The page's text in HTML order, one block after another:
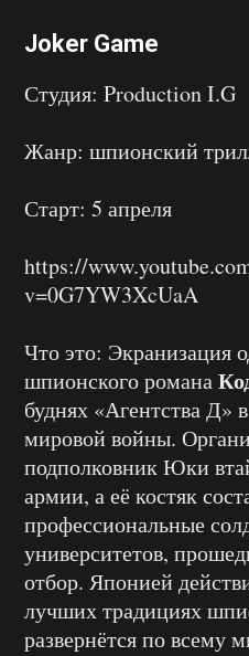
Joker Game
Студия: Production I.G
Жанр: шпионский
Старт: 5 апреля
https://
v=0G7YW3XcUaA
Что это: Экранизация
шпионского романа
буднях «Агентства Д»
мировой войны.
подполковник Юки
армии, а её костяк
профессиональные
университетов,
отбор. Японией
лучших традициях
развернётся по всему